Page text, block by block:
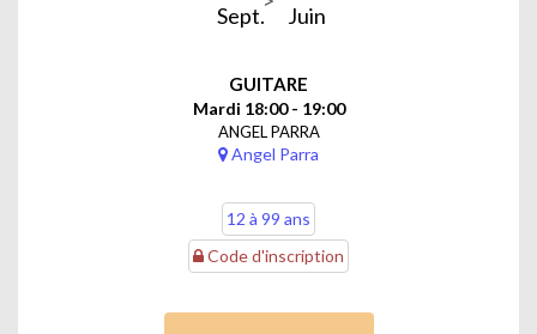
Sept.
Juin
GUITARE
Mardi 18:00 - 19:00
ANGEL PARRA
Angel Parra
12 à 99 ans
Code d'inscription